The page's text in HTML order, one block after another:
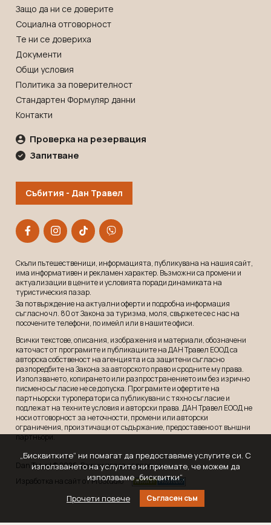
Защо да ни се доверите
Социална отговорност
Те ни се довериха
Документи
Общи условия
Политика за поверителност
Стандартен Формуляр данни
Контакти
Проверка на резервация
Запитване
Събития - Дан Травел
Скъпи пътешественици, информацията, публикувана на нашия сайт,
има информативен и рекламeн характер. Възможни са промени и
актуализации в цените и условията поради динамиката на
туристическия пазар.
За потвърждение на актуални оферти и подробна информация
съгласно чл. 80 от Закона за туризма, моля, свържете се с нас на
посочените телефони, по имейл или в нашите офиси.
Всички текстове, описания, изображения и материали, обозначени
като част от програмите и публикациите на ДАН Травел ЕООД са
авторска собственост на агенцията и са защитени съгласно
разпоредбите на Закона за авторското право и сродните му права.
Използването, копирането или разпространението им без изрично
писмено съгласие не се допуска. Програмите и офертите на
партньорски туроператори са публикувани с тяхно съгласие и
подлежат на техните условия и авторски права. ДАН Травел ЕООД не
носи отговорност за неточности, промени или авторски
ограничения, произтичащи от съдържание, предоставено от външни
партньори.
Dan Travel © 2026. Всички права запазени
Изработка на сайт от ProStudio
„Бисквитките“ ни помагат да предоставяме услугите си. С
използването на услугите ни приемате, че можем да
използваме „бисквитки“.
Прочети повече
Съгласен съм